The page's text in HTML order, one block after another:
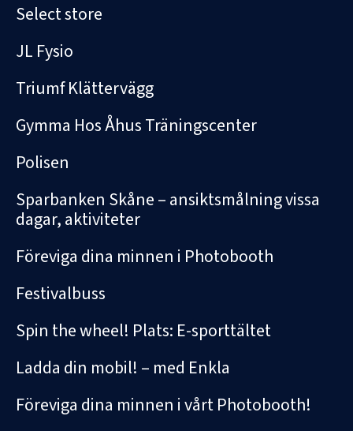
Select store
JL Fysio
Triumf Klättervägg
Gymma Hos Åhus Träningscenter
Polisen
Sparbanken Skåne – ansiktsmålning vissa
dagar, aktiviteter
Föreviga dina minnen i Photobooth
Festivalbuss
Spin the wheel! Plats: E-sporttältet
Ladda din mobil! – med Enkla
Föreviga dina minnen i vårt Photobooth!